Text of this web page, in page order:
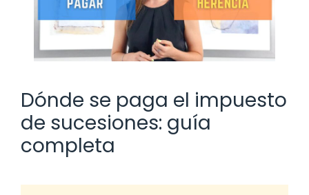
Dónde se paga el impuesto
de sucesiones: guía
completa